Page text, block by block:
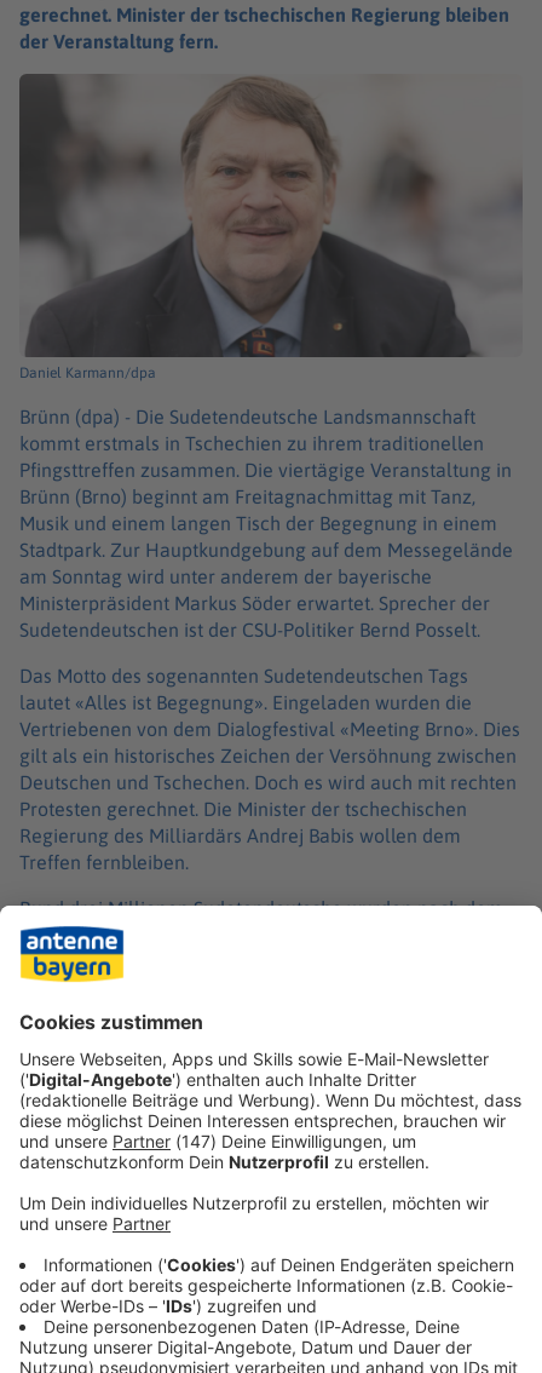
gerechnet. Minister der tschechischen Regierung bleiben
der Veranstaltung fern.
Daniel Karmann/dpa
Brünn (dpa) - Die Sudetendeutsche Landsmannschaft
kommt erstmals in Tschechien zu ihrem traditionellen
Pfingsttreffen zusammen. Die viertägige Veranstaltung in
Brünn (Brno) beginnt am Freitagnachmittag mit Tanz,
Musik und einem langen Tisch der Begegnung in einem
Stadtpark. Zur Hauptkundgebung auf dem Messegelände
am Sonntag wird unter anderem der bayerische
Ministerpräsident Markus Söder erwartet. Sprecher der
Sudetendeutschen ist der CSU-Politiker Bernd Posselt.
Das Motto des sogenannten Sudetendeutschen Tags
lautet «Alles ist Begegnung». Eingeladen wurden die
Vertriebenen von dem Dialogfestival «Meeting Brno». Dies
gilt als ein historisches Zeichen der Versöhnung zwischen
Deutschen und Tschechen. Doch es wird auch mit rechten
Protesten gerechnet. Die Minister der tschechischen
Regierung des Milliardärs Andrej Babis wollen dem
Treffen fernbleiben.
Rund drei Millionen Sudetendeutsche wurden nach dem
Zweiten Weltkrieg und den Schrecken der Nazi-Besatzung
aus der damaligen Tschechoslowakei vertrieben. Die
meisten fanden in Deutschland eine neue Heimat, nur ein
kleiner Teil ging nach Österreich. Bayern übernahm 1954